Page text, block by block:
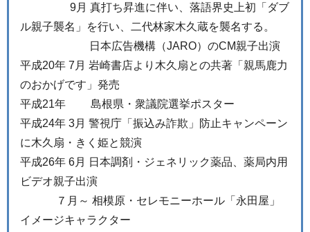
9月 真打ち昇進に伴い、落語界史上初「ダブ
ル親子襲名」を行い、二代林家木久蔵を襲名する。
日本広告機構（JARO）のCM親子出演
平成20年 7月 岩崎書店より木久扇との共著「親馬鹿力
のおかげです」発売
平成21年 島根県・衆議院選挙ポスター
平成24年 3月 警視庁「振込み詐欺」防止キャンペーン
に木久扇・きく姫と競演
平成26年 6月 日本調剤・ジェネリック薬品、薬局内用
ビデオ親子出演
７月～ 相模原・セレモニーホール「永田屋」
イメージキャラクター